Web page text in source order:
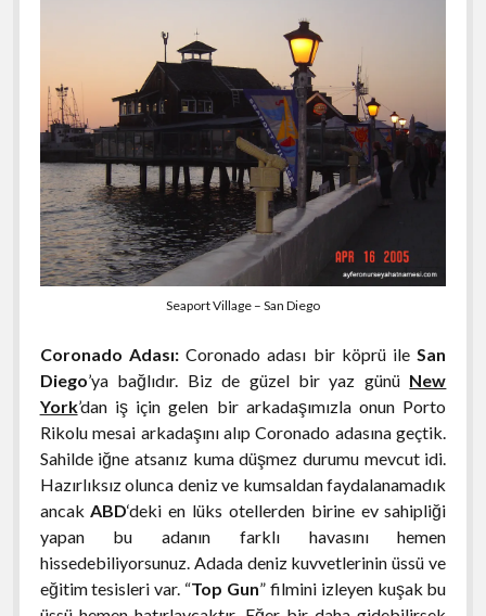
Seaport Village – San Diego
Coronado Adası:Coronado adası bir köprü ileSan
Diego’ya bağlıdır. Biz de güzel bir yaz günü New
York’dan iş için gelen bir arkadaşımızla onun Porto
Rikolu mesai arkadaşını alıp Coronado adasına geçtik.
Sahilde iğne atsanız kuma düşmez durumu mevcut idi.
Hazırlıksız olunca deniz ve kumsaldan faydalanamadık
ancakABD‘deki en lüks otellerden birine ev sahipliği
yapan bu adanın farklı havasını hemen
hissedebiliyorsunuz. Adada deniz kuvvetlerinin üssü ve
eğitim tesisleri var. “Top Gun” filmini izleyen kuşak bu